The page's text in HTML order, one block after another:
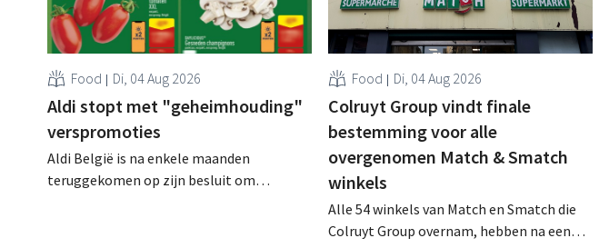
Food Di, 04 Aug 2026
Aldi stopt met "geheimhouding"
verspromoties
Aldi België is na enkele maanden
teruggekomen op zijn besluit om
Food Di, 04 Aug 2026
Colruyt Group vindt finale
bestemming voor alle
overgenomen Match & Smatch
winkels
Alle 54 winkels van Match en Smatch die
Colruyt Group overnam, hebben na een